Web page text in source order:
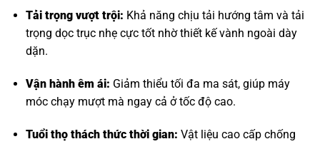
Tải trọng vượt trội: Khả năng chịu tải hướng tâm và tải
trọng dọc trục nhẹ cực tốt nhờ thiết kế vành ngoài dày
dặn.
Vận hành êm ái: Giảm thiểu tối đa ma sát, giúp máy
móc chạy mượt mà ngay cả ở tốc độ cao.
Tuổi thọ thách thức thời gian: Vật liệu cao cấp chống